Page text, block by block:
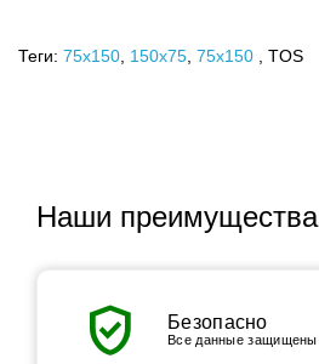
Теги: 75x150 150х75 75х150 , TOS
Наши преимущества
verified_user Безопасно
Все данные защищены